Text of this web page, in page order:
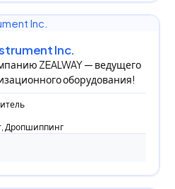
Inc.
ZEALWAY — ведущего
оборудования!
Дропшиппинг